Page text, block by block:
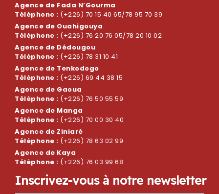
Agence de Fada N’Gourma
Téléphone : (+226) 70 15 40 65/78 95 70 39
Agence de Ouahigouya
Téléphone : (+226) 76 20 76 05/78 20 10 02
Agence de Dédougou
Téléphone : (+226) 78 31 10 41
Agence de Tenkodogo
Téléphone : (+226) 69 44 38 15
Agence de Gaoua
Téléphone : (+226) 76 50 55 59
Agence de Manga
Téléphone : (+226) 70 00 30 40
Agence de Ziniaré
Téléphone : (+226) 78 63 02 99
Agence de Kaya
Téléphone : (+226) 76 03 99 68
Inscrivez-vous à notre newsletter